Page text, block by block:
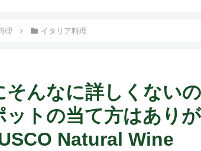
理 イタリア料理
そんなに詳しくない
ットの当て方はあり
Natural Wine